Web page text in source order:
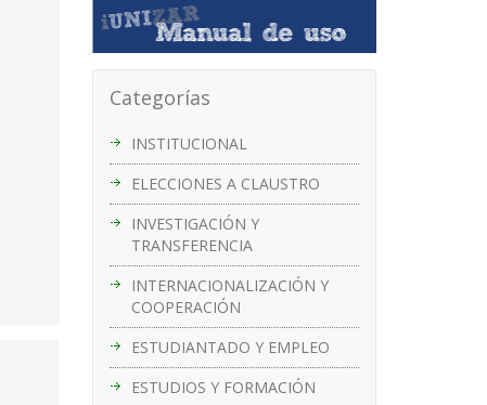
Categorías
INSTITUCIONAL
ELECCIONES A CLAUSTRO
INVESTIGACIÓN Y
TRANSFERENCIA
INTERNACIONALIZACIÓN Y
COOPERACIÓN
ESTUDIANTADO Y EMPLEO
ESTUDIOS Y FORMACIÓN